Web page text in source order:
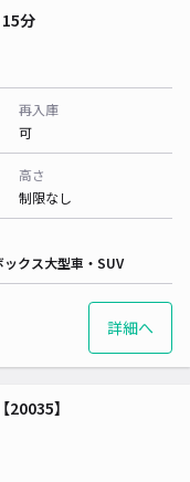
分
再入庫
可
高さ
制限なし
ックス大型車・SUV
詳細へ
】